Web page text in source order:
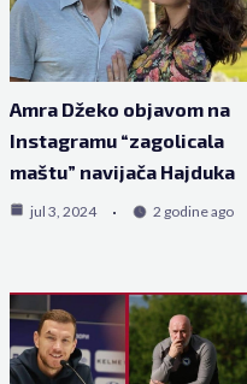
Amra Džeko objavom na
Instagramu “zagolicala
maštu” navijača Hajduka
jul 3, 2024 2 godine ago